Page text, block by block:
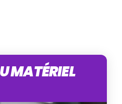
MATÉRIEL